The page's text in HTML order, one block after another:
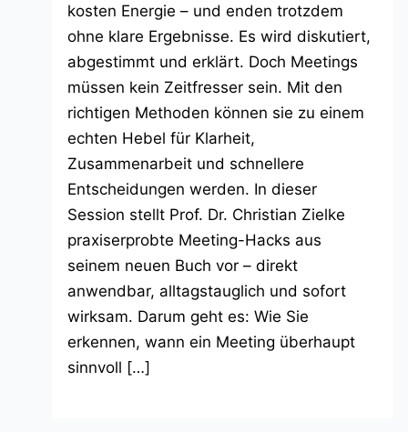
kosten Energie – und enden trotzdem
ohne klare Ergebnisse. Es wird diskutiert,
abgestimmt und erklärt. Doch Meetings
müssen kein Zeitfresser sein. Mit den
richtigen Methoden können sie zu einem
echten Hebel für Klarheit,
Zusammenarbeit und schnellere
Entscheidungen werden. In dieser
Session stellt Prof. Dr. Christian Zielke
praxiserprobte Meeting-Hacks aus
seinem neuen Buch vor – direkt
anwendbar, alltagstauglich und sofort
wirksam. Darum geht es: Wie Sie
erkennen, wann ein Meeting überhaupt
sinnvoll […]